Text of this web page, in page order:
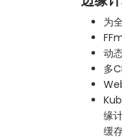
为
动
多
缘
缓